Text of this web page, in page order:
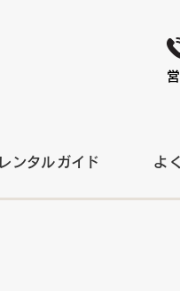
レンタルガイド よ